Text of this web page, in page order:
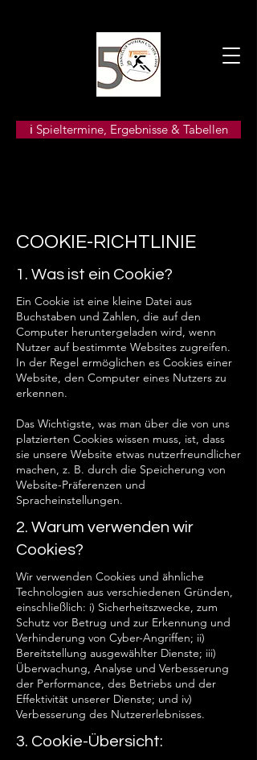
ℹ️ Spieltermine, Ergebnisse & Tabellen
COOKIE-RICHTLINIE
1. Was ist ein Cookie?
Ein Cookie ist eine kleine Datei aus
Buchstaben und Zahlen, die auf den
Computer heruntergeladen wird, wenn
Nutzer auf bestimmte Websites zugreifen.
In der Regel ermöglichen es Cookies einer
Website, den Computer eines Nutzers zu
erkennen.
Das Wichtigste, was man über die von uns
platzierten Cookies wissen muss, ist, dass
sie unsere Website etwas nutzerfreundlicher
machen, z. B. durch die Speicherung von
Website-Präferenzen und
Spracheinstellungen.
2. Warum verwenden wir
Cookies?
Wir verwenden Cookies und ähnliche
Technologien aus verschiedenen Gründen,
einschließlich: i) Sicherheitszwecke, zum
Schutz vor Betrug und zur Erkennung und
Verhinderung von Cyber-Angriffen; ii)
Bereitstellung ausgewählter Dienste; iii)
Überwachung, Analyse und Verbesserung
der Performance, des Betriebs und der
Effektivität unserer Dienste; und iv)
Verbesserung des Nutzererlebnisses.
3. Cookie-Übersicht: